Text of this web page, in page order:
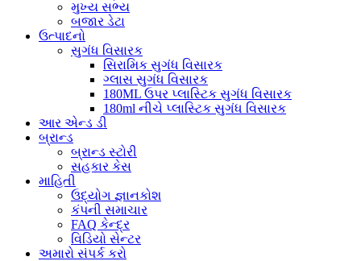
મુખ્ય સભ્ય
બજાર ડેટા
ઉત્પાદનો
સુગંધ વિસારક
સિરામિક સુગંધ વિસારક
ગ્લાસ સુગંધ વિસારક
180ML ઉપર પ્લાસ્ટિક સુગંધ વિસારક
180ml નીચે પ્લાસ્ટિક સુગંધ વિસારક
આર એન્ડ ડી
બ્રાન્ડ
બ્રાન્ડ સ્ટોરી
સહકાર કેસ
માહિતી
ઉદ્યોગ જ્ઞાનકોશ
કંપની સમાચાર
FAQ કેન્દ્ર
વિડિયો સેન્ટર
અમારો સંપર્ક કરો